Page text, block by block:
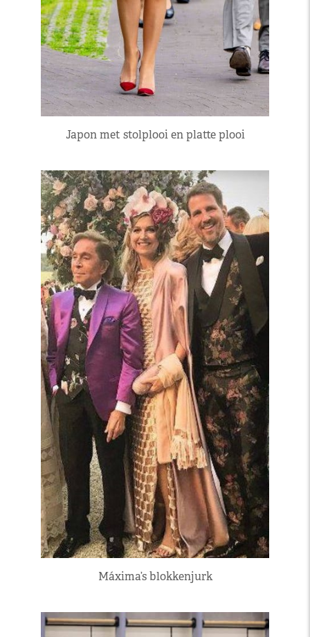
Japon met stolplooi en platte plooi
Máxima’s blokkenjurk